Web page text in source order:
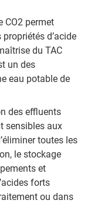
CO2 permet
d’acide
du TAC
un des
eau potable de
des effluents
sensibles aux
toutes les
le stockage
et
forts
ou dans